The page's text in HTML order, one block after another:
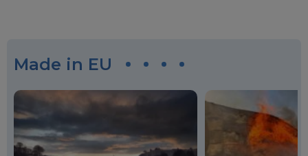
Made in EU